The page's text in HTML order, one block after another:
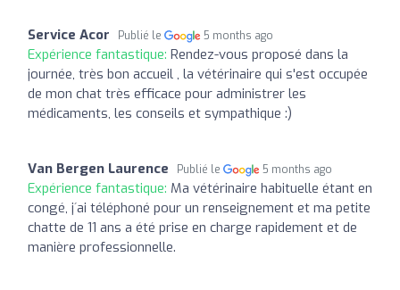
Service Acor Publié le 5 months ago
Expérience fantastique: Rendez-vous proposé dans la
journée, très bon accueil , la vétérinaire qui s'est occupée
de mon chat très efficace pour administrer les
médicaments, les conseils et sympathique :)
Van Bergen Laurence Publié le 5 months ago
Expérience fantastique: Ma vétérinaire habituelle étant en
congé, j´ai téléphoné pour un renseignement et ma petite
chatte de 11 ans a été prise en charge rapidement et de
manière professionnelle.